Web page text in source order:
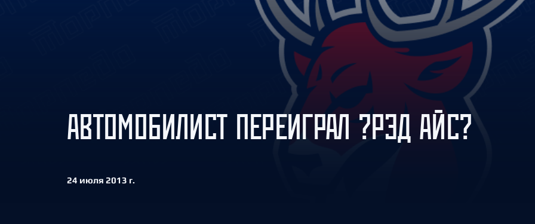
Амур
Барыс
Салават Юлаев
Сибирь
АВТОМОБИЛИСТ ПЕРЕИГРАЛ ?РЭД АЙС?
24 июля 2013 г.